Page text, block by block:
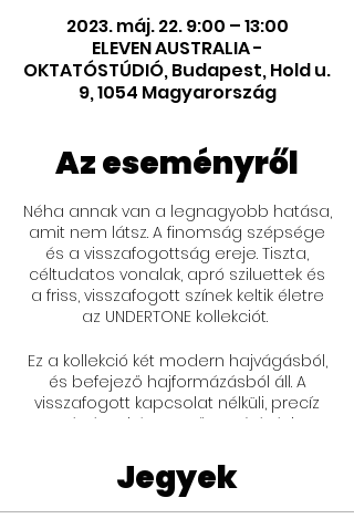
2023. máj. 22. 9:00 – 13:00
ELEVEN AUSTRALIA -
OKTATÓSTÚDIÓ, Budapest, Hold u.
9, 1054 Magyarország
Az eseményről
Néha annak van a legnagyobb hatása,
amit nem látsz. A finomság szépsége
és a visszafogottság ereje. Tiszta,
céltudatos vonalak, apró sziluettek és
a friss, visszafogott színek keltik életre
az UNDERTONE kollekciót.
Ez a kollekció két modern hajvágásból,
és befejező hajformázásból áll. A
visszafogott kapcsolat nélküli, precíz
vágással és menő textúrázási
sokoldalúak, élethűek és hordhatóak.
Ezek a stílusok bármely vendéged
igényeihez egyénre szabhatóak.
Jegyek